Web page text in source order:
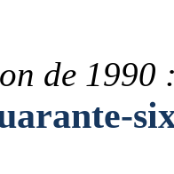
de 1990